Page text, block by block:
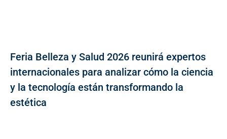
Feria Belleza y Salud 2026 reunirá expertos
internacionales para analizar cómo la ciencia
y la tecnología están transformando la
estética